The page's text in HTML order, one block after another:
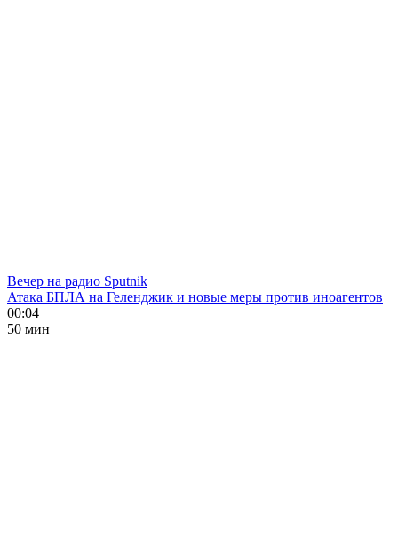
Вечер на радио Sputnik
Атака БПЛА на Геленджик и новые меры против иноагентов
00:04
50 мин